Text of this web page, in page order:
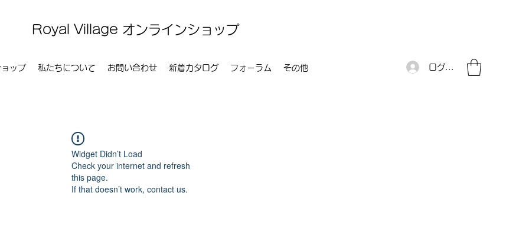
Royal Village オンラインショップ
ップ 私たちについて お問い合わせ 新着カタログ フォーラム その他 ログイン
Widget Didn’t Load
Check your internet and refresh
this page.
If that doesn’t work, contact us.